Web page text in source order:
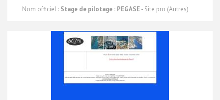
Nom officiel : Stage de pilotage : PEGASE- Site pro (Autres)